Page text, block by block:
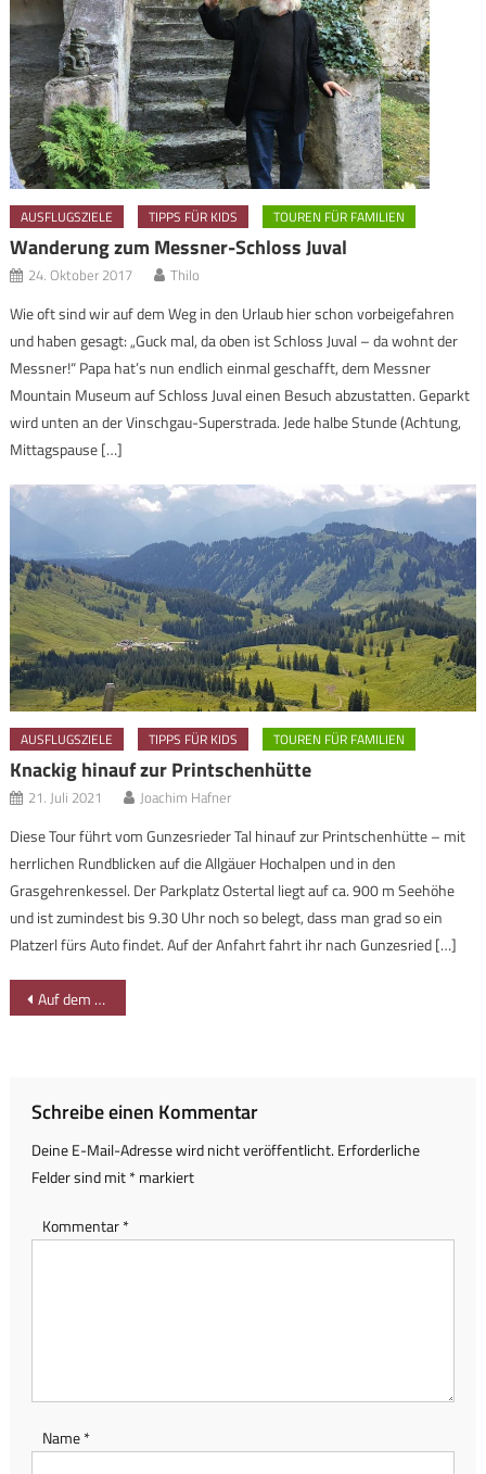
AUSFLUGSZIELE TIPPS FÜR KIDS TOUREN FÜR FAMILIEN
Wanderung zum Messner-Schloss Juval
24. Oktober 2017 Thilo
Wie oft sind wir auf dem Weg in den Urlaub hier schon vorbeigefahren
und haben gesagt: „Guck mal, da oben ist Schloss Juval – da wohnt der
Messner!“ Papa hat’s nun endlich einmal geschafft, dem Messner
Mountain Museum auf Schloss Juval einen Besuch abzustatten. Geparkt
wird unten an der Vinschgau-Superstrada. Jede halbe Stunde (Achtung,
Mittagspause […]
AUSFLUGSZIELE TIPPS FÜR KIDS TOUREN FÜR FAMILIEN
Knackig hinauf zur Printschenhütte
21. Juli 2021 Joachim Hafner
Diese Tour führt vom Gunzesrieder Tal hinauf zur Printschenhütte – mit
herrlichen Rundblicken auf die Allgäuer Hochalpen und in den
Grasgehrenkessel. Der Parkplatz Ostertal liegt auf ca. 900 m Seehöhe
und ist zumindest bis 9.30 Uhr noch so belegt, dass man grad so ein
Platzerl fürs Auto findet. Auf der Anfahrt fahrt ihr nach Gunzesried […]
Beitragsnavigation
Auf dem Höhenweg von Gunzesried nach Gunzesried-Säge
Schreibe einen Kommentar
Deine E-Mail-Adresse wird nicht veröffentlicht. Erforderliche
Felder sind mit*markiert
Kommentar*
Name*